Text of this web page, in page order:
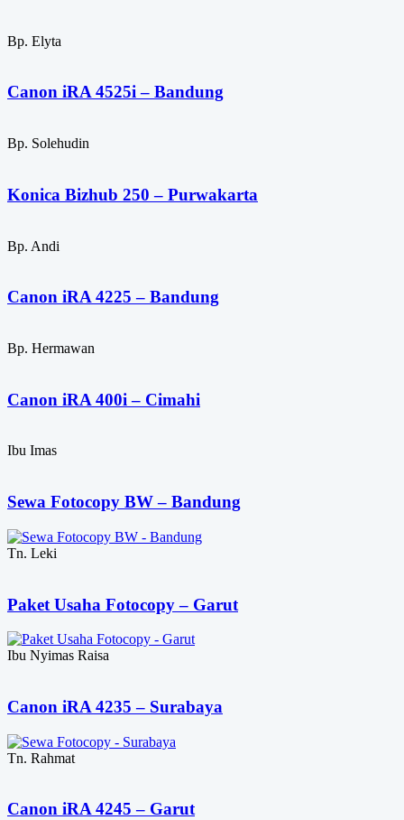
Bp. Elyta
Canon iRA 4525i – Bandung
Bp. Solehudin
Konica Bizhub 250 – Purwakarta
Bp. Andi
Canon iRA 4225 – Bandung
Bp. Hermawan
Canon iRA 400i – Cimahi
Ibu Imas
Sewa Fotocopy BW – Bandung
Tn. Leki
Paket Usaha Fotocopy – Garut
Ibu Nyimas Raisa
Canon iRA 4235 – Surabaya
Tn. Rahmat
Canon iRA 4245 – Garut